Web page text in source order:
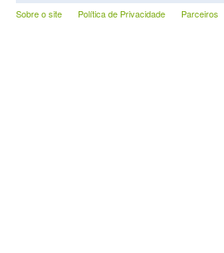
Sobre o site Política de Privacidade Parceiros